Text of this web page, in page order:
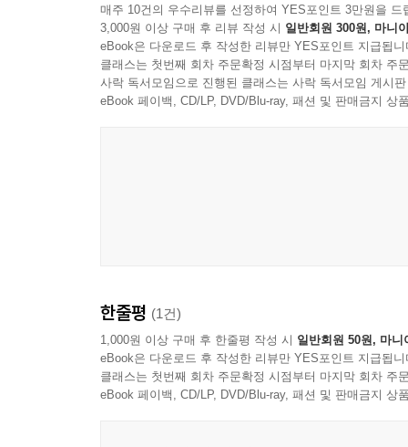
앙리 마티스, 에드가 드가, 제임스 티소, 에두아르
옷을 어떻게 재현하고 해석했는지, 그 안에 담긴
‘2장 몸의 언어: 예술가가 입은 철학’에서는
‘3장 예술가는 스타일 아이콘’에서는
자기 이미지 연출을 통해 시대의 스타일 아이콘
매주 10건의 우수리뷰를 선정하여 YES포인트 3만원을 드
3,000원 이상 구매 후 리뷰 작성 시 일반회원 300원, 마니
eBook은 다운로드 후 작성한 리뷰만 YES포인트 지급됩니
클래스는 첫번째 회차 주문확정 시점부터 마지막 회차 주
사락 독서모임으로 진행된 클래스는 사락 독서모임 게시
eBook 페이백, CD/LP, DVD/Blu-ray, 패션 및 판매금지 상
한줄평 (1건)
1,000원 이상 구매 후 한줄평 작성 시 일반회원 50원, 마니
eBook은 다운로드 후 작성한 리뷰만 YES포인트 지급됩니
클래스는 첫번째 회차 주문확정 시점부터 마지막 회차 주
eBook 페이백, CD/LP, DVD/Blu-ray, 패션 및 판매금지 상